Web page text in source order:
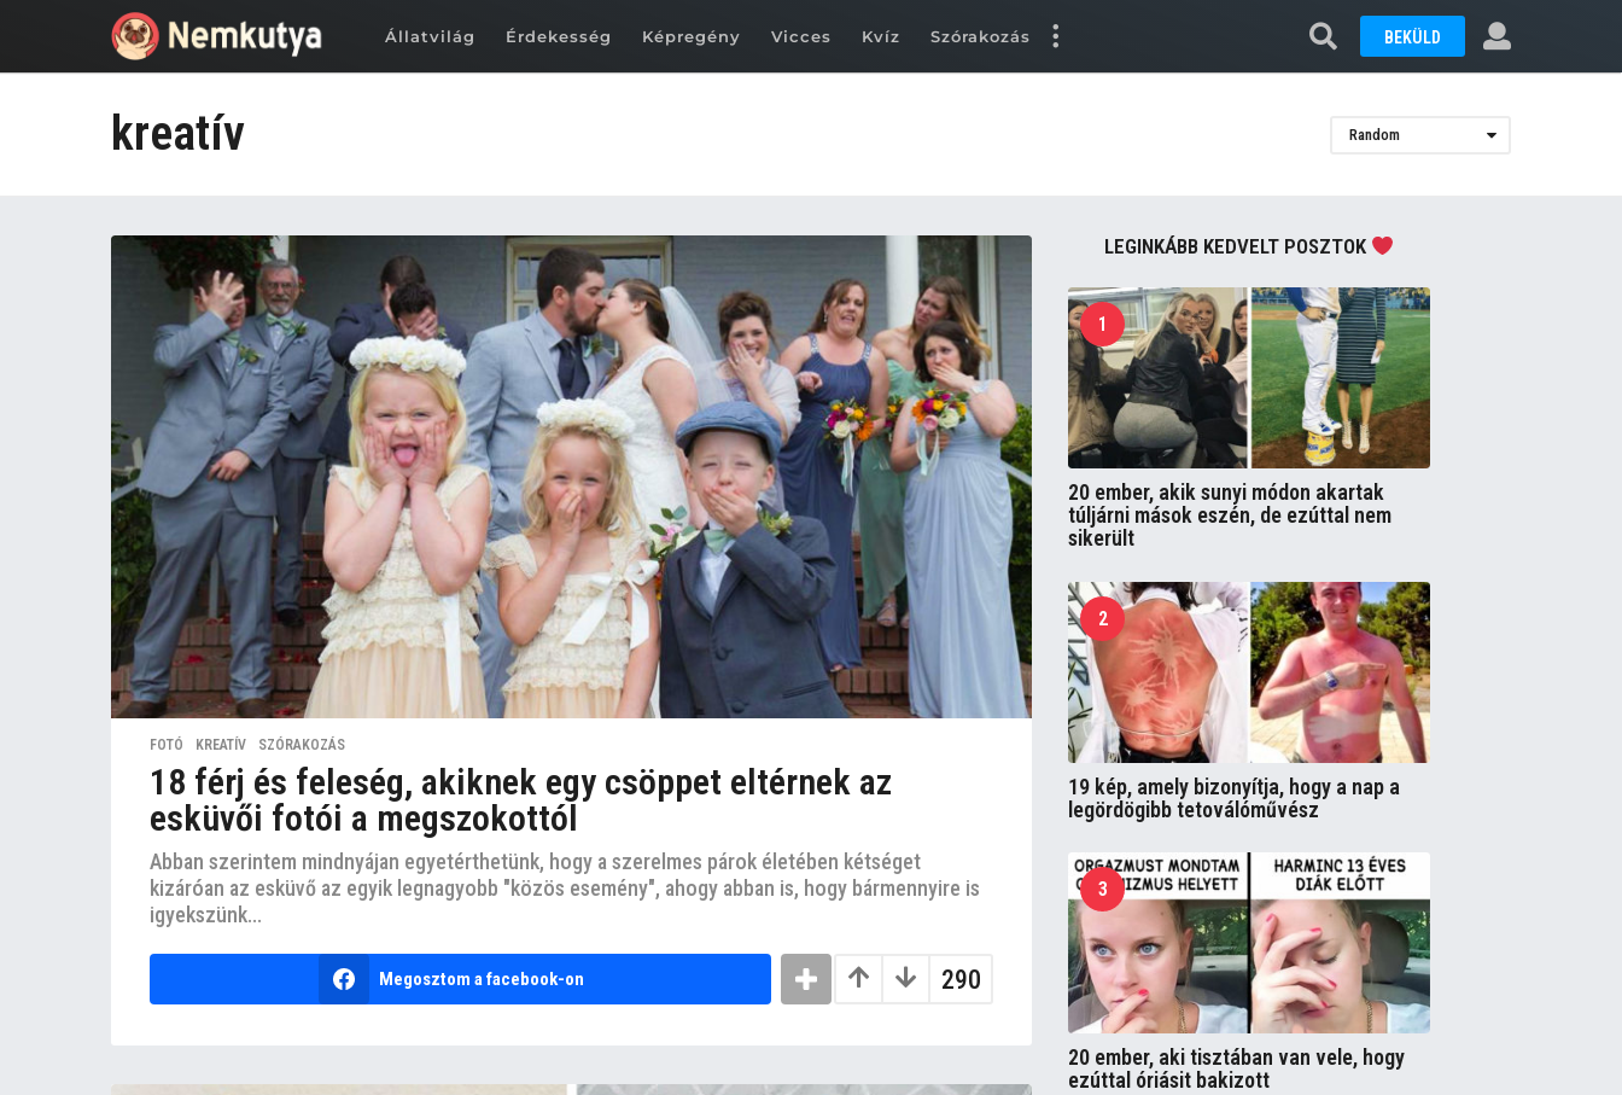
Állatvilág Érdekesség Képregény Vicces Kvíz Szórakozás BEKÜLD
kreatív Random
FOTÓ ,KREATÍV ,SZÓRAKOZÁS
18 férj és feleség, akiknek egy csöppet eltérnek az
esküvői fotói a megszokottól
Abban szerintem mindnyájan egyetérthetünk, hogy a szerelmes párok életében kétséget
kizáróan az esküvő az egyik legnagyobb "közös esemény", ahogy abban is, hogy bármennyire is
igyekszünk...
290
Megosztom a facebook-on
LEGINKÁBB KEDVELT POSZTOK
1
20 ember, akik sunyi módon akartak
túljárni mások eszén, de ezúttal nem
sikerült
2
19 kép, amely bizonyítja, hogy a nap a
legördögibb tetoválóművész
3
20 ember, aki tisztában van vele, hogy
ezúttal óriásit bakizott